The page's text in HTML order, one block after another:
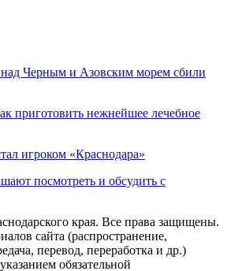
над Черным и Азовским морем сбили
приготовить нежнейшее лечебное
игроком «Краснодара»
посмотреть и обсудить с
края. Все права защищены.
сайта (распространение,
перевод, переработка и др.)
обязательной